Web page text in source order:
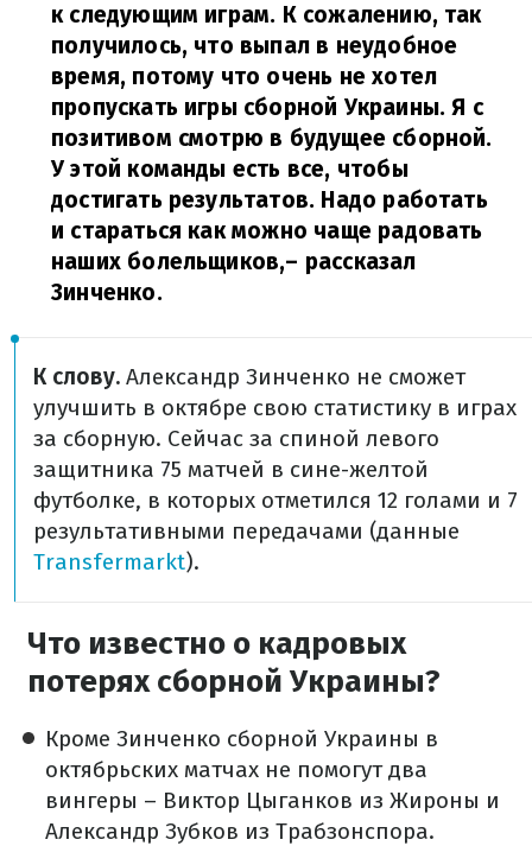
к следующим играм. К сожалению, так
получилось, что выпал в неудобное
время, потому что очень не хотел
пропускать игры сборной Украины. Я с
позитивом смотрю в будущее сборной.
У этой команды есть все, чтобы
достигать результатов. Надо работать
и стараться как можно чаще радовать
наших болельщиков,– рассказал
Зинченко.
К слову. Александр Зинченко не сможет
улучшить в октябре свою статистику в играх
за сборную. Сейчас за спиной левого
защитника 75 матчей в сине-желтой
футболке, в которых отметился 12 голами и 7
результативными передачами (данные
Transfermarkt).
Что известно о кадровых
потерях сборной Украины?
Кроме Зинченко сборной Украины в
октябрьских матчах не помогут два
вингеры – Виктор Цыганков из Жироны и
Александр Зубков из Трабзонспора.